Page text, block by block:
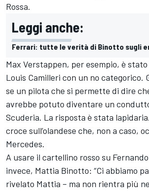
Rossa.
Leggi anche:
Ferrari: tutte le verità di Binotto sugli
Max Verstappen, per esempio, è
Louis Camilleri con un no categorico.
se un pilota che si permette di dire
avrebbe potuto diventare un
Scuderia. La risposta è stata
croce sull’olandese che, non a caso,
Mercedes.
A usare il cartellino rosso su
invece, Mattia Binotto: “Ci abbiamo
rivelato Mattia – ma non rientra più